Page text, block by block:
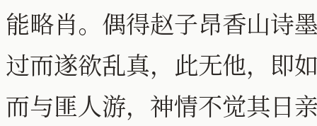
能略肖。偶得赵子昂香山诗
过而遂欲乱真，此无他，即
而与匪人游，神情不觉其日